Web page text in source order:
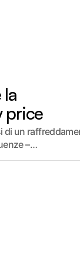
la
price
di un
–…